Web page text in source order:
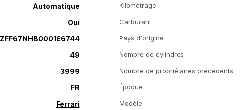
Automatique Kilométrage
Oui Carburant
ZFF67NHB000186744 Pays d'origine
49 Nombre de cylindres
3999 Nombre de propriétaires précédents
FR Époque
Ferrari Modèle